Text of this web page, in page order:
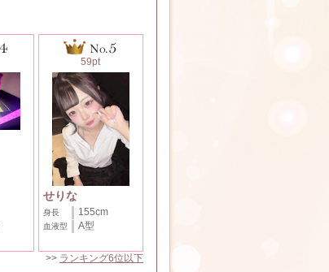
59pt
せりな
身長 155cm
血液型 A型
>> ランキング6位以下